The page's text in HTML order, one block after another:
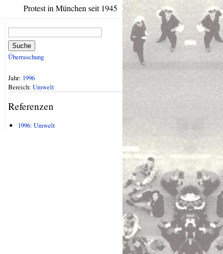
Protest in München seit 1945
Suche
Überraschung
Jahr: 1996
Bereich: Umwelt
Referenzen
1996: Umwelt